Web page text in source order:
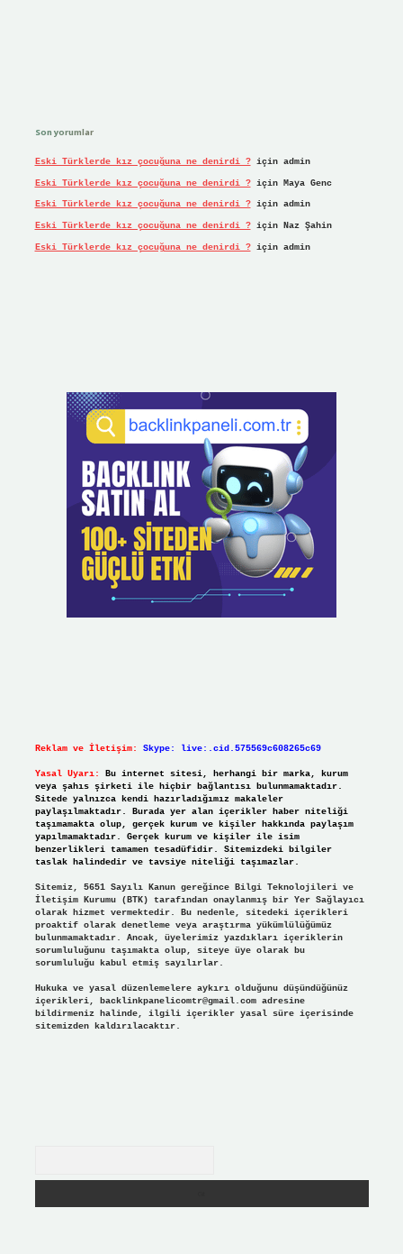
Son yorumlar
Eski Türklerde kız çocuğuna ne denirdi ?için admin
Eski Türklerde kız çocuğuna ne denirdi ?için Maya Genc
Eski Türklerde kız çocuğuna ne denirdi ?için admin
Eski Türklerde kız çocuğuna ne denirdi ?için Naz Şahin
Eski Türklerde kız çocuğuna ne denirdi ?için admin
Reklam ve İletişim: Skype: live:.cid.575569c608265c69
Yasal Uyarı:
Bu internet sitesi, herhangi bir marka, kurum
veya şahıs şirketi ile hiçbir bağlantısı bulunmamaktadır.
Sitede yalnızca kendi hazırladığımız makaleler
paylaşılmaktadır. Burada yer alan içerikler haber niteliği
taşımamakta olup, gerçek kurum ve kişiler hakkında paylaşım
yapılmamaktadır. Gerçek kurum ve kişiler ile isim
benzerlikleri tamamen tesadüfidir. Sitemizdeki bilgiler
taslak halindedir ve tavsiye niteliği taşımazlar.
Sitemiz, 5651 Sayılı Kanun gereğince Bilgi Teknolojileri ve
İletişim Kurumu (BTK) tarafından onaylanmış bir Yer Sağlayıcı
olarak hizmet vermektedir. Bu nedenle, sitedeki içerikleri
proaktif olarak denetleme veya araştırma yükümlülüğümüz
bulunmamaktadır. Ancak, üyelerimiz yazdıkları içeriklerin
sorumluluğunu taşımakta olup, siteye üye olarak bu
sorumluluğu kabul etmiş sayılırlar.
Hukuka ve yasal düzenlemelere aykırı olduğunu düşündüğünüz
içerikleri, backlinkpanelicomtr@gmail.comadresine
bildirmeniz halinde, ilgili içerikler yasal süre içerisinde
sitemizden kaldırılacaktır.